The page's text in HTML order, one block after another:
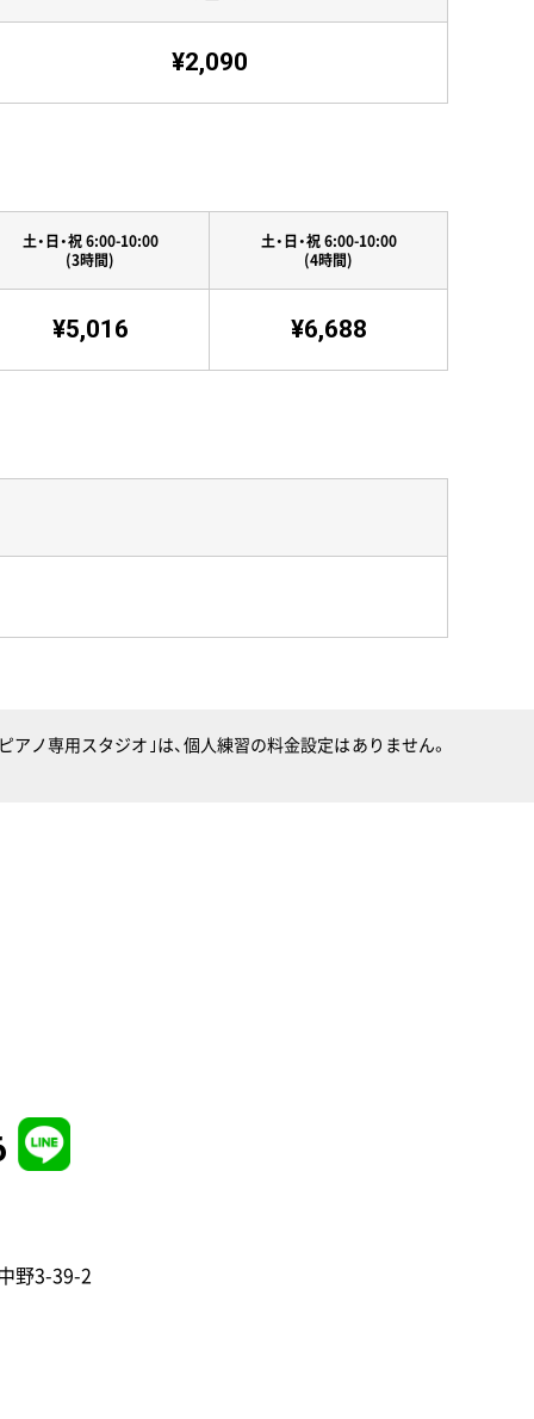
¥2,090
土・日・祝 6:00-10:00
(3時間)
¥5,016
土・日・祝 6:00-10:00
(4時間)
¥6,688
アノ専用スタジオ｣は、個人練習の料金設定はありません。
野3-39-2